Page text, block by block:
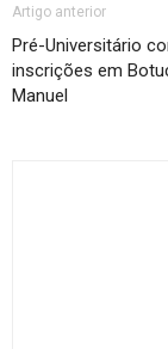
Artigo anterior
Pré-Universitário
inscrições em
Manuel